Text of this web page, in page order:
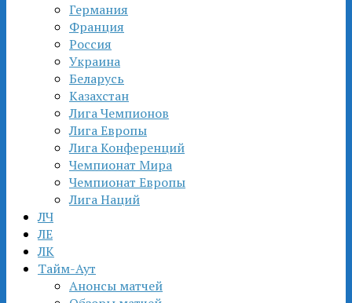
Германия
Франция
Россия
Украина
Беларусь
Казахстан
Лига Чемпионов
Лига Европы
Лига Конференций
Чемпионат Мира
Чемпионат Европы
Лига Наций
ЛЧ
ЛЕ
ЛК
Тайм-Аут
Анонсы матчей